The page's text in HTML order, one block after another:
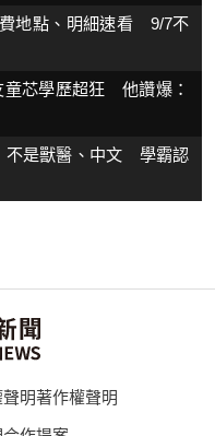
地點、明細速看 9/7不
童芯學歷超狂 他讚爆：
不是獸醫、中文 學霸認
明著作權聲明